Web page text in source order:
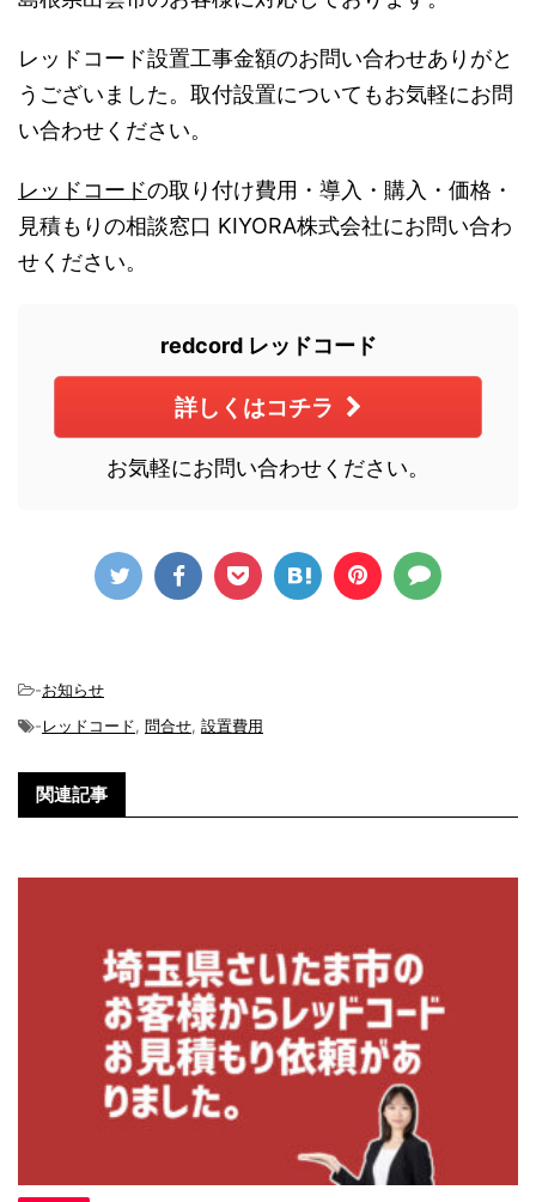
レッドコード設置工事金額のお問い合わせありがと
うございました。取付設置についてもお気軽にお問
い合わせください。
レッドコードの取り付け費用・導入・購入・価格・
見積もりの相談窓口 KIYORA株式会社にお問い合わ
せください。
redcord レッドコード
詳しくはコチラ
お気軽にお問い合わせください。
-お知らせ
-レッドコード, 問合せ, 設置費用
関連記事